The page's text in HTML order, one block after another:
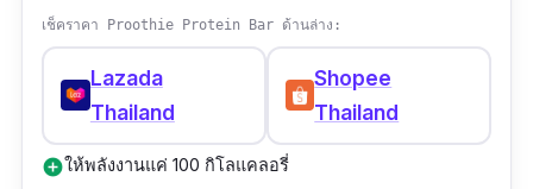
เช็คราคา Proothie Protein Bar ด้านล่าง:
Lazada
Thailand
Shopee
Thailand
add_circleให้พลังงานแค่ 100 กิโลแคลอรี่